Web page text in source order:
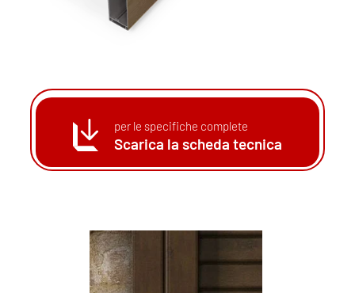
per le specifiche complete
Scarica la scheda tecnica